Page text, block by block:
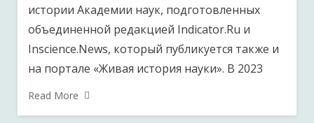
истории Академии наук, подготовленных
объединенной редакцией Indicator.Ru и
Inscience.News, который публикуется также и
на портале «Живая история науки». В 2023
Read More